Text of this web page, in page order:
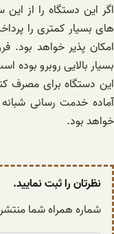
اگر این دستگاه را از
های بسیار کمتری را
امکان پذیر خواهد بود.
بسیار بالایی روبرو بوده
این دستگاه برای مصرف
آماده خدمت رسانی
خواهد بود.
نظرتان را ثبت نمایید.
شماره همراه شما